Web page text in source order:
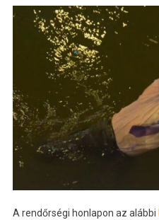
A rendőrségi honlapon az alábbi